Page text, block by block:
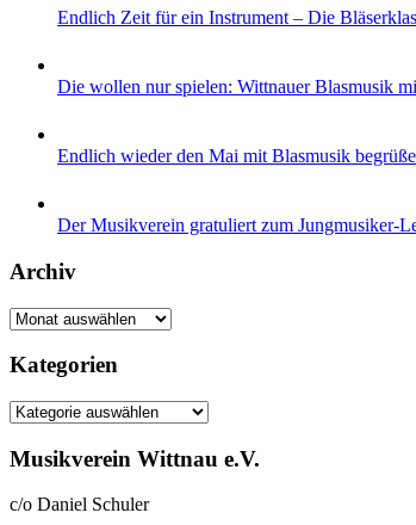
Endlich Zeit für ein Instrument – Die
Die wollen nur spielen: Wittnauer Blasmusik
Endlich wieder den Mai mit Blasmusik
Der Musikverein gratuliert zum Jungmusiker-
Archiv
Archiv
Kategorien
Kategorien
Musikverein Wittnau e.V.
c/o Daniel Schuler